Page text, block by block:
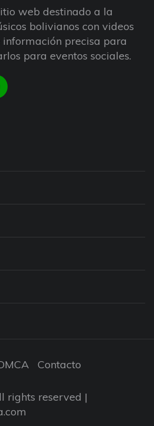
web destinado a la
bolivianos con videos
precisa para
para eventos sociales.
Contacto
rights reserved |